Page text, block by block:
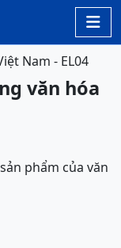

Nam - EL04
văn hóa
phẩm của văn